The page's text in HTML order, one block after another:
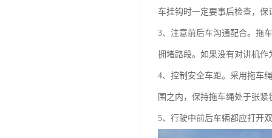
车挂钩时一定要事后检查，
3、注意前后车沟通配合。拖
拥堵路段。如果没有对讲机
4、控制安全车距。采用拖车
围之内，保持拖车绳处于张
5、行驶中前后车辆都应打开